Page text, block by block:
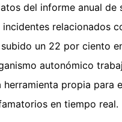
del informe anual de
incidentes relacionados
un 22 por ciento
autonómico
herramienta propia para
en tiempo real.